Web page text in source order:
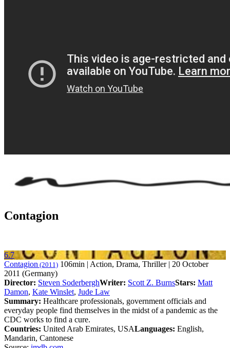
Contagion
6.7
Contagion (2011) 106min | Action, Drama, Thriller | 20 October
2011 (Germany)
Director: Steven SoderberghWriter: Scott Z. BurnsStars: Matt
Damon, Kate Winslet, Jude Law
Summary: Healthcare professionals, government officials and
everyday people find themselves in the midst of a pandemic as the
CDC works to find a cure.
Countries: United Arab Emirates, USALanguages: English,
Mandarin, Cantonese